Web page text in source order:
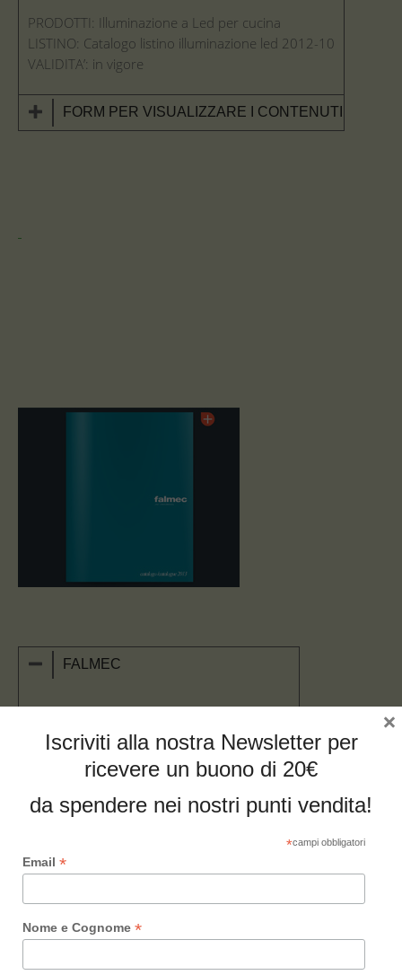
PRODOTTI: Illuminazione a Led per cucina
LISTINO: Catalogo listino illuminazione led 2012-10
VALIDITA’: in vigore
FORM PER VISUALIZZARE I CONTENUTI
FALMEC
PRODOTTI: Cappe per Cucina
LISTINO: Catalogo Listino 2013
CONTENUTI
Iscriviti alla nostra Newsletter per
ricevere un buono di 20€
da spendere nei nostri punti vendita!
*campi obbligatori
Email *
Nome e Cognome *
×